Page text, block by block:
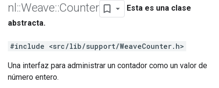
nl ::Weave::Counter
Esta es una clase
abstracta.
#include <src/lib/support/WeaveCounter.h>
Una interfaz para administrar un contador como un valor de
número entero.